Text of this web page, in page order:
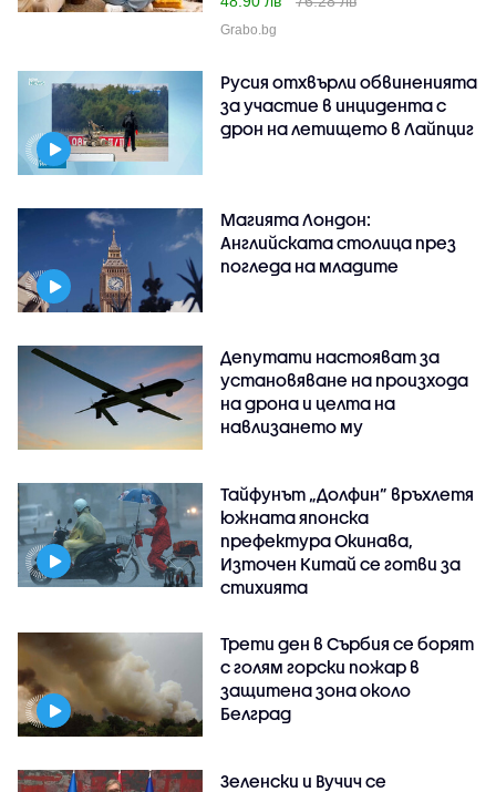
Grabo.bg
Русия отхвърли обвиненията
за участие в инцидента с
дрон на летището в Лайпциг
Магията Лондон:
Английската столица през
погледа на младите
Депутати настояват за
установяване на произхода
на дрона и целта на
навлизането му
Тайфунът „Долфин” връхлетя
южната японска
префектура Окинава,
Източен Китай се готви за
стихията
Трети ден в Сърбия се борят
с голям горски пожар в
защитена зона около
Белград
Зеленски и Вучич се